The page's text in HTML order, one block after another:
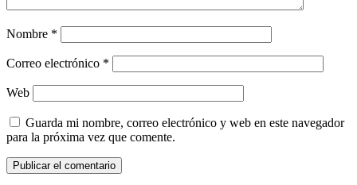
Nombre *
Correo electrónico *
Web
Guarda mi nombre, correo electrónico y web en este navegador
para la próxima vez que comente.